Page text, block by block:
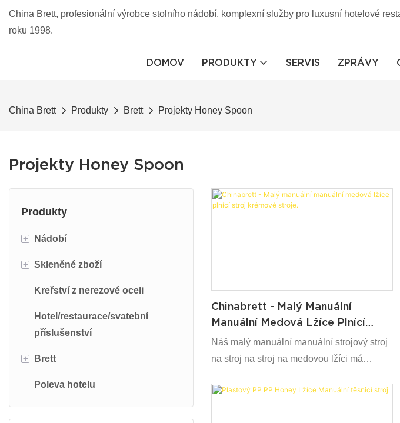
China Brett, profesionální výrobce stolního nádobí, komplexní služby pro luxusní hotelové
roku 1998.
DOMOV PRODUKTY SERVIS ZPRÁVY
China Brett Produkty Brett Projekty Honey Spoon
Projekty Honey Spoon
Produkty
+ Nádobí
Keramické nádobí
Keramický šálek/hrnek
Melaminové nádobí
+ Skleněné zboží
Skleněný šálek
Skleněná nabíječka
Kreřství z nerezové oceli
Hotel/restaurace/svatební
příslušenství
+ Brett
Hotelové restaurační banketové
Poleva hotelu
Chinabrett - Malý Manuální
Manuální Medová Lžíce Plnící
Stroj Krémové Stroje.
Náš malý manuální manuální strojový stroj
na stroj na stroj na medovou lžíci má
Má proto multifunkční vlastnosti, které do